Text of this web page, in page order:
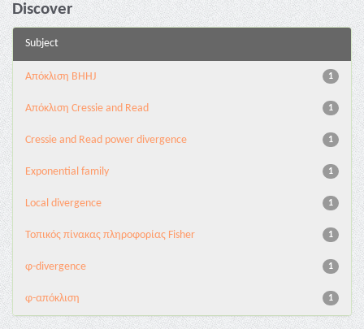
Discover
Subject
1
Aπόκλιση BHHJ
1
Aπόκλιση Cressie and Read
1
Cressie and Read power divergence
1
Exponential family
1
Local divergence
1
Τοπικός πίνακας πληροφορίας Fisher
1
φ-divergence
1
φ-απόκλιση